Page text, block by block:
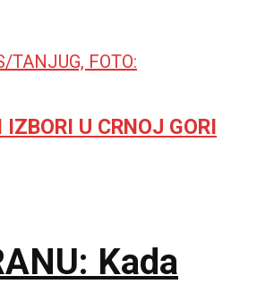
IZBORI U CRNOJ GORI
Kada